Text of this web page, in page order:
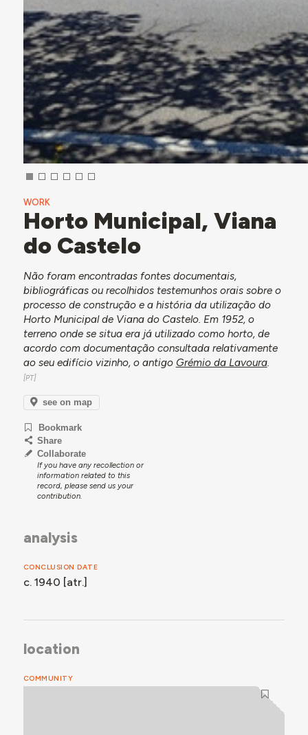
WORK
Horto Municipal, Viana
do Castelo
Não foram encontradas fontes documentais,
bibliográficas ou recolhidos testemunhos orais sobre o
processo de construção e a história da utilização do
Horto Municipal de Viana do Castelo. Em 1952, o
terreno onde se situa era já utilizado como horto, de
acordo com documentação consultada relativamente
ao seu edifício vizinho, o antigo Grémio da Lavoura.
see on map
Bookmark
Share
Collaborate
If you have any recollection or
information related to this
record, please send us your
contribution.
analysis
CONCLUSION DATE
c. 1940 [atr.]
location
COMMUNITY